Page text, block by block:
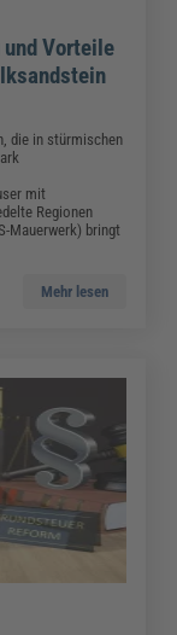
Vorteile
die in stürmischen
mit
Regionen
Mauerwerk) bringt
Mehr lesen